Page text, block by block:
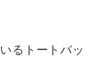
るトートバッ